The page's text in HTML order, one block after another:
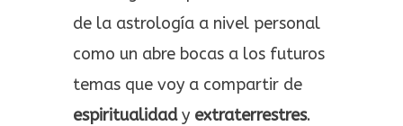
de la astrología a nivel personal
como un abre bocas a los futuros
temas que voy a compartir de
espiritualidady extraterrestres.